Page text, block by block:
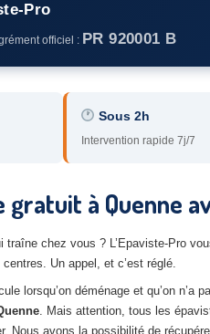
Pro
officiel : PR 920001 B
Sous 2h
Intervention rapide 7j/7
gratuit à Quenne
traîne chez vous ? L’Epaviste-Pro
Un appel, et c’est réglé.
lorsqu’on déménage et qu’on
. Mais attention, tous les
Nous avons la possibilité de